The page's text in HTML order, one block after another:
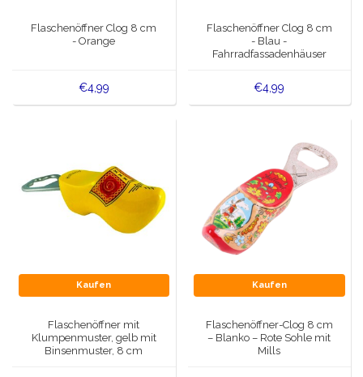
Grüße & Postkarten
Artikel des Königshauses
Wandteller - Bunt und Delfter Blau
Salz-und Pfefferstreuer
Delfter blaue Magnete
Flaschenöffner Clog 8 cm
- Orange
€4,99
Flaschenöffner Clog 8 cm
- Blau -
Fahrradfassadenhäuser
€4,99
Kaufen
Flaschenöffner mit
Klumpenmuster, gelb mit
Binsenmuster, 8 cm
Kaufen
Flaschenöffner-Clog 8 cm
– Blanko – Rote Sohle mit
Mills